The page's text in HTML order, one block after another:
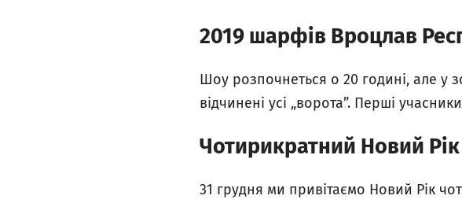
2019 шарфів Вроцлав
Шоу розпочнеться о 20 годині, але у
відчинені усі „ворота”. Перші
Чотирикратний Новий Рік
31 грудня ми привітаємо Новий Рік